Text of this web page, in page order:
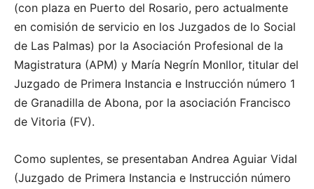
(con plaza en Puerto del Rosario, pero actualmente
en comisión de servicio en los Juzgados de lo Social
de Las Palmas) por la Asociación Profesional de la
Magistratura (APM) y María Negrín Monllor, titular del
Juzgado de Primera Instancia e Instrucción número 1
de Granadilla de Abona, por la asociación Francisco
de Vitoria (FV).
Como suplentes, se presentaban Andrea Aguiar Vidal
(Juzgado de Primera Instancia e Instrucción número